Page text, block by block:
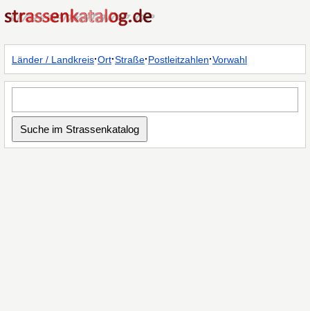
Länder / Landkreis·Ort·Straße·Postleitzahlen·Vorwahl